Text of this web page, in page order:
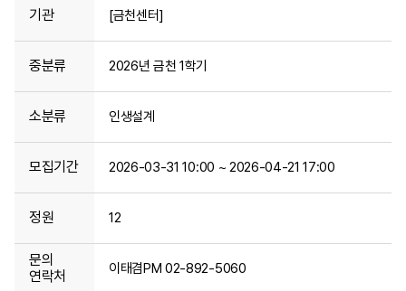
기관 [금천센터]
중분류 2026년 금천 1학기
소분류 인생설계
모집기간 2026-03-31 10:00 ~ 2026-04-21 17:00
정원 12
문의
연락처
이태겸PM 02-892-5060